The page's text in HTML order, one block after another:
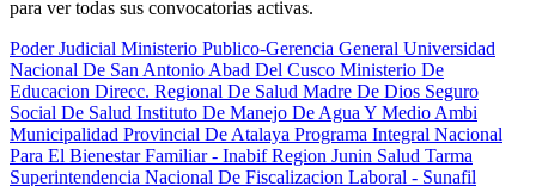
para ver todas sus convocatorias activas.
Poder Judicial Ministerio Publico-Gerencia General Universidad
Nacional De San Antonio Abad Del Cusco Ministerio De
Educacion Direcc. Regional De Salud Madre De Dios Seguro
Social De Salud Instituto De Manejo De Agua Y Medio Ambi
Municipalidad Provincial De Atalaya Programa Integral Nacional
Para El Bienestar Familiar - InabifRegion Junin Salud Tarma
Superintendencia Nacional De Fiscalizacion Laboral - Sunafil